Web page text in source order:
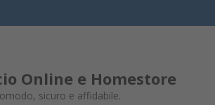
Online e Homestore
sicuro e affidabile.